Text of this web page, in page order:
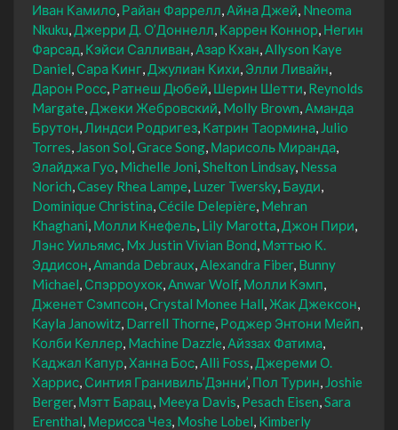
Иван Камило Райан Фаррелл Айна Джей Nneoma
Nkuku Джерри Д. О’Доннелл Каррен Коннор Негин
Фарсад Кэйси Салливан Азар Кхан Allyson Kaye
Daniel Сара Кинг Джулиан Кихи Элли Ливайн
Дарон Росс Ратнеш Дюбей Шерин Шетти Reynolds
Margate Джеки Жебровский Molly Brown Аманда
Брутон Линдси Родригез Катрин Таормина Julio
Torres Jason Sol Grace Song Марисоль Миранда
Элайджа Гуо Michelle Joni Shelton Lindsay Nessa
Norich Casey Rhea Lampe Luzer Twersky Бауди
Dominique Christina Cécile Delepière Mehran
Khaghani Молли Кнефель Lily Marotta Джон Пири
Лэнс Уильямс Mx Justin Vivian Bond Мэттью К.
Эддисон Amanda Debraux Alexandra Fiber Bunny
Michael Спэрроухок Anwar Wolf Молли Кэмп
Дженет Сэмпсон Crystal Monee Hall Жак Джексон
Kayla Janowitz Darrell Thorne Роджер Энтони Мейп
Колби Келлер Machine Dazzle Айззах Фатима
Каджал Капур Ханна Бос Alli Foss Джереми О.
Харрис Синтия Гранивиль’Дэнни’ Пол Турин Joshie
Berger Мэтт Барац Meeya Davis Pesach Eisen Sara
Erenthal Мерисса Чез Moshe Lobel Kimberly